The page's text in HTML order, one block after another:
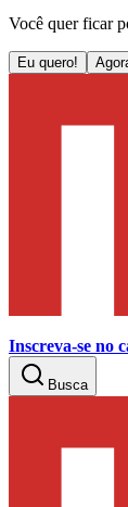
Você quer ficar
Eu quero!
Inscreva-se no
Busca